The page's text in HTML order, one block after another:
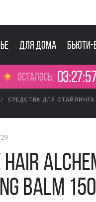
Для дома Бьюти-
осталось: 03:27:56
СРЕДСТВА ДЛЯ
Hair
Balm